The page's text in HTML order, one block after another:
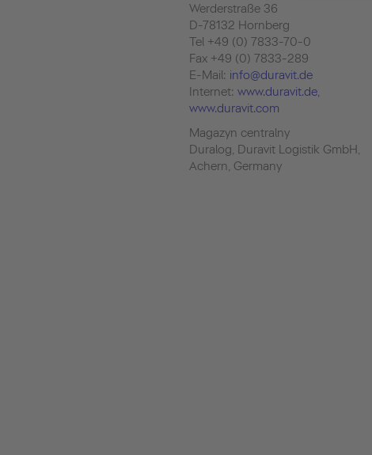
Werderstraße 36
D-78132 Hornberg
Tel +49 (0) 7833-70-0
Fax +49 (0) 7833-289
E-Mail: info@duravit.de
Internet: www.duravit.de,
www.duravit.com
Magazyn centralny
Duralog, Duravit Logistik GmbH,
Achern, Germany